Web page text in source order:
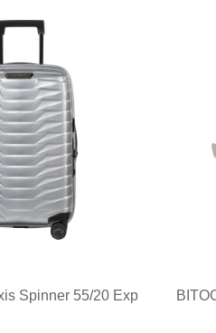
Spinner 55/20 Exp